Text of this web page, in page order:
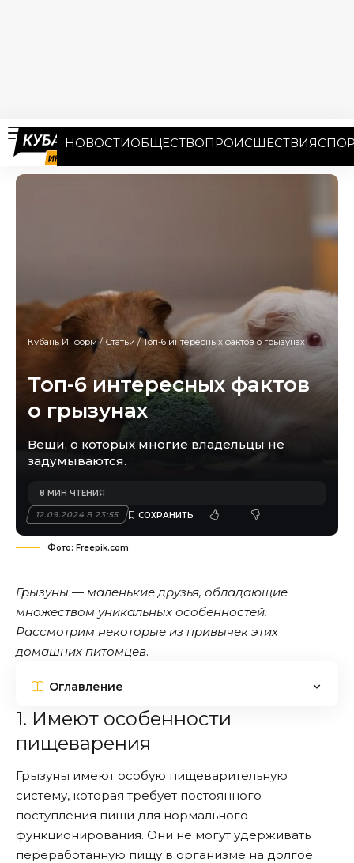
НОВОСТИОБЩЕСТВОПРОИСШЕСТВИЯ
Кубань Информ/ Статьи /Топ-6 интересных фактов о грызунах
Топ-6 интересных фактов
о грызунах
Вещи, о которых многие владельцы не
задумываются.
12.09.2024 В 23:55
8 МИН ЧТЕНИЯ
Фото: Freepik.com
Грызуны — маленькие друзья, обладающие
множеством уникальных особенностей.
Рассмотрим некоторые из привычек этих
домашних питомцев.
Оглавление
1. Имеют особенности
пищеварения
Грызуны имеют особую пищеварительную
систему, которая требует постоянного
поступления пищи для нормального
функционирования. Они не могут удерживать
переработанную пищу в организме на долгое